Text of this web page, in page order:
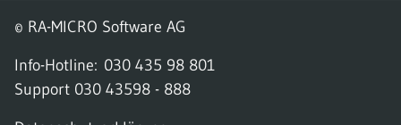
© RA-MICRO Software AG
Info-Hotline: 030 435 98 801
Support 030 43598 - 888